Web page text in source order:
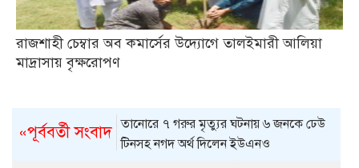
রাজশাহী চেম্বার অব কমার্সের উদ্যোগে তালইমারী আলিয়া
মাদ্রাসায় বৃক্ষরোপণ
«পূর্ববর্তী সংবাদ তানোরে ৭ গরুর মৃত্যুর ঘটনায় ৬ জনকে ঢেউ
টিনসহ নগদ অর্থ দিলেন ইউএনও